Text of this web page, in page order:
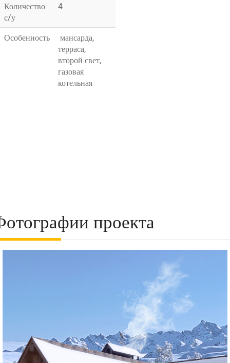
Количество
с/у
4
Особенность
мансарда,
терраса,
второй свет,
газовая
котельная
проекта